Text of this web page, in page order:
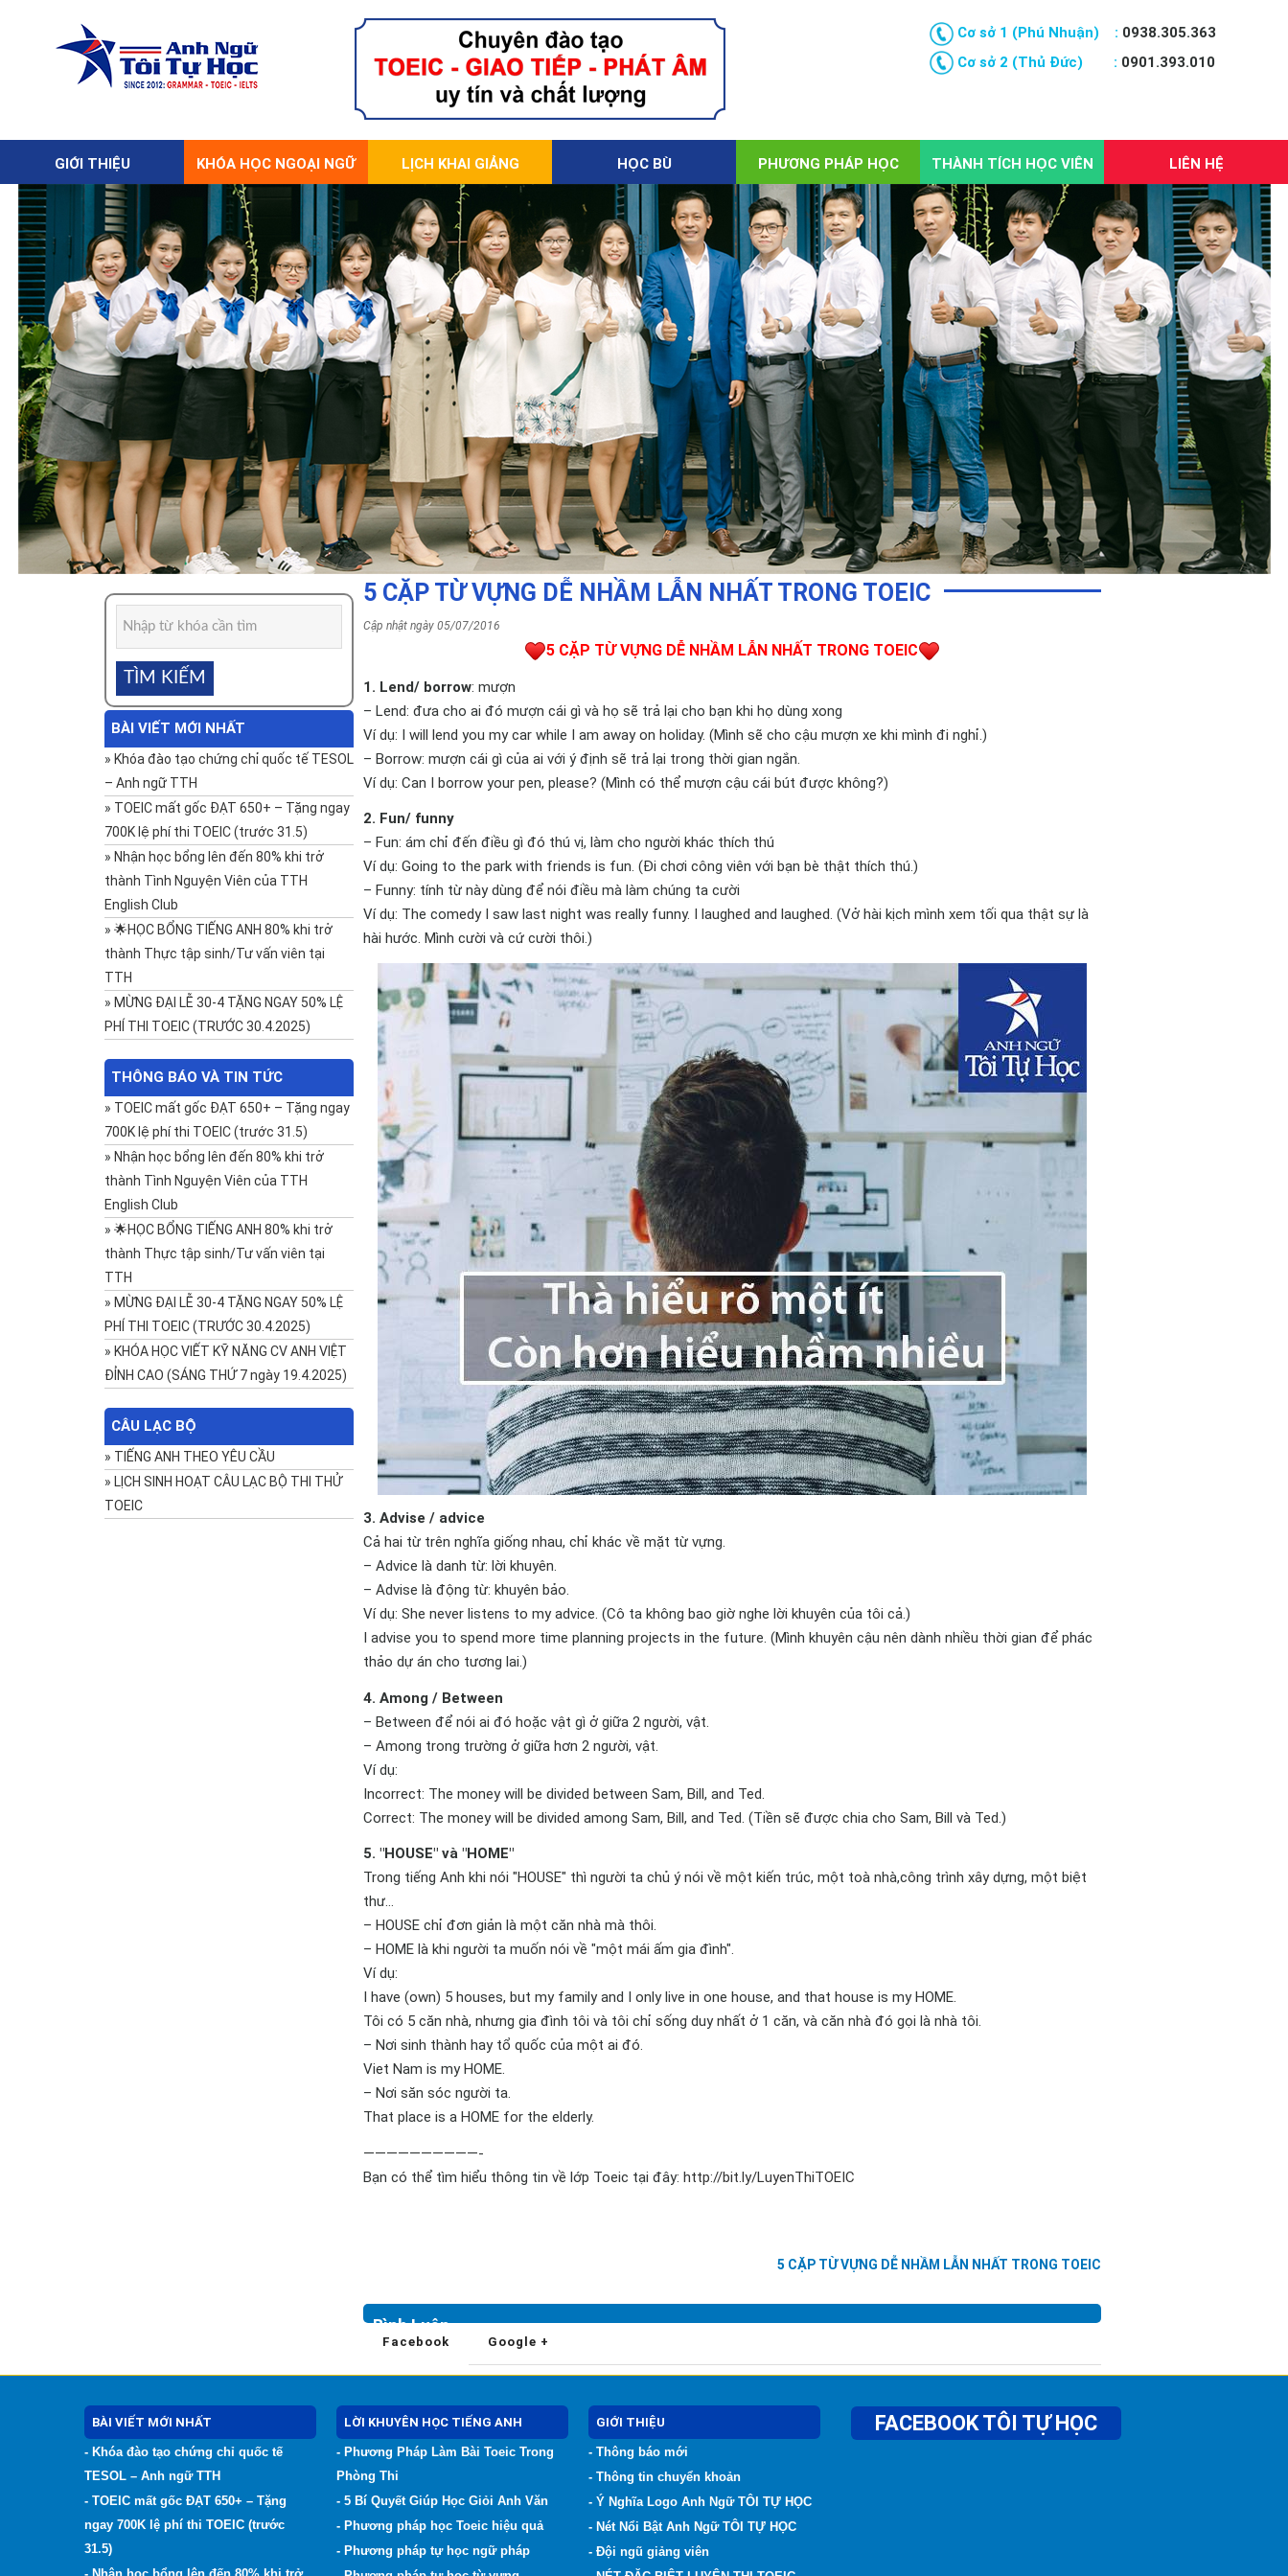
Cơ sở 1 (Phú Nhuận) : 0938.305.363
Cơ sở 2 (Thủ Đức) : 0901.393.010
GIỚI THIỆU KHÓA HỌC NGOẠI NGỮ LỊCH KHAI GIẢNG HỌC BÙ PHƯƠNG PHÁP HỌC THÀNH TÍCH HỌC VIÊN LIÊN HỆ
BÀI VIẾT MỚI NHẤT
» Khóa đào tạo chứng chỉ quốc tế TESOL
– Anh ngữ TTH
» TOEIC mất gốc ĐẠT 650+ – Tặng ngay
700K lệ phí thi TOEIC (trước 31.5)
» Nhận học bổng lên đến 80% khi trở
thành Tình Nguyện Viên của TTH
English Club
» 🌟HỌC BỔNG TIẾNG ANH 80% khi trở
thành Thực tập sinh/Tư vấn viên tại
TTH
» MỪNG ĐẠI LỄ 30-4 TẶNG NGAY 50% LỆ
PHÍ THI TOEIC (TRƯỚC 30.4.2025)
THÔNG BÁO VÀ TIN TỨC
» TOEIC mất gốc ĐẠT 650+ – Tặng ngay
700K lệ phí thi TOEIC (trước 31.5)
» Nhận học bổng lên đến 80% khi trở
thành Tình Nguyện Viên của TTH
English Club
» 🌟HỌC BỔNG TIẾNG ANH 80% khi trở
thành Thực tập sinh/Tư vấn viên tại
TTH
» MỪNG ĐẠI LỄ 30-4 TẶNG NGAY 50% LỆ
PHÍ THI TOEIC (TRƯỚC 30.4.2025)
» KHÓA HỌC VIẾT KỸ NĂNG CV ANH VIỆT
ĐỈNH CAO (SÁNG THỨ 7 ngày 19.4.2025)
CÂU LẠC BỘ
» TIẾNG ANH THEO YÊU CẦU
» LỊCH SINH HOẠT CÂU LẠC BỘ THI THỬ
TOEIC
5 CẶP TỪ VỰNG DỄ NHẦM LẪN NHẤT TRONG TOEIC
Cập nhật ngày 05/07/2016
5 CẶP TỪ VỰNG DỄ NHẦM LẪN NHẤT TRONG TOEIC
1. Lend/ borrow: mượn
– Lend: đưa cho ai đó mượn cái gì và họ sẽ trả lại cho bạn khi họ dùng xong
Ví dụ: I will lend you my car while I am away on holiday. (Mình sẽ cho cậu mượn xe khi mình đi nghỉ.)
– Borrow: mượn cái gì của ai với ý định sẽ trả lại trong thời gian ngắn.
Ví dụ: Can I borrow your pen, please? (Mình có thể mượn cậu cái bút được không?)
2. Fun/ funny
– Fun: ám chỉ đến điều gì đó thú vị, làm cho người khác thích thú
Ví dụ: Going to the park with friends is fun. (Đi chơi công viên với bạn bè thật thích thú.)
– Funny: tính từ này dùng để nói điều mà làm chúng ta cười
Ví dụ: The comedy I saw last night was really funny. I laughed and laughed. (Vở hài kịch mình xem tối qua thật sự là
hài hước. Mình cười và cứ cười thôi.)
3. Advise / advice
Cả hai từ trên nghĩa giống nhau, chỉ khác về mặt từ vựng.
– Advice là danh từ: lời khuyên.
– Advise là động từ: khuyên bảo.
Ví dụ: She never listens to my advice. (Cô ta không bao giờ nghe lời khuyên của tôi cả.)
I advise you to spend more time planning projects in the future. (Mình khuyên cậu nên dành nhiều thời gian để phác
thảo dự án cho tương lai.)
4. Among / Between
– Between để nói ai đó hoặc vật gì ở giữa 2 người, vật.
– Among trong trường ở giữa hơn 2 người, vật.
Ví dụ:
Incorrect: The money will be divided between Sam, Bill, and Ted.
Correct: The money will be divided among Sam, Bill, and Ted. (Tiền sẽ được chia cho Sam, Bill và Ted.)
5. "HOUSE" và "HOME"
Trong tiếng Anh khi nói "HOUSE" thì người ta chủ ý nói về một kiến trúc, một toà nhà,công trình xây dựng, một biệt
thư…
– HOUSE chỉ đơn giản là một căn nhà mà thôi.
– HOME là khi người ta muốn nói về "một mái ấm gia đình".
Ví dụ:
I have (own) 5 houses, but my family and I only live in one house, and that house is my HOME.
Tôi có 5 căn nhà, nhưng gia đình tôi và tôi chỉ sống duy nhất ở 1 căn, và căn nhà đó gọi là nhà tôi.
– Nơi sinh thành hay tổ quốc của một ai đó.
Viet Nam is my HOME.
– Nơi săn sóc người ta.
That place is a HOME for the elderly.
——————————-
Bạn có thể tìm hiểu thông tin về lớp Toeic tại đây: http://bit.ly/LuyenThiTOEIC
5 CẶP TỪ VỰNG DỄ NHẦM LẪN NHẤT TRONG TOEIC
Bình Luận
Facebook Google +
BÀI VIẾT MỚI NHẤT
- Khóa đào tạo chứng chỉ quốc tế
TESOL – Anh ngữ TTH
- TOEIC mất gốc ĐẠT 650+ – Tặng
ngay 700K lệ phí thi TOEIC (trước
31.5)
LỜI KHUYÊN HỌC TIẾNG ANH
- Phương Pháp Làm Bài Toeic Trong
Phòng Thi
- 5 Bí Quyết Giúp Học Giỏi Anh Văn
- Phương pháp học Toeic hiệu quả
- Phương pháp tự học ngữ pháp
GIỚI THIỆU
- Thông báo mới
- Thông tin chuyển khoản
- Ý Nghĩa Logo Anh Ngữ TÔI TỰ HỌC
- Nét Nổi Bật Anh Ngữ TÔI TỰ HỌC
- Đội ngũ giảng viên
FACEBOOK TÔI TỰ HỌC